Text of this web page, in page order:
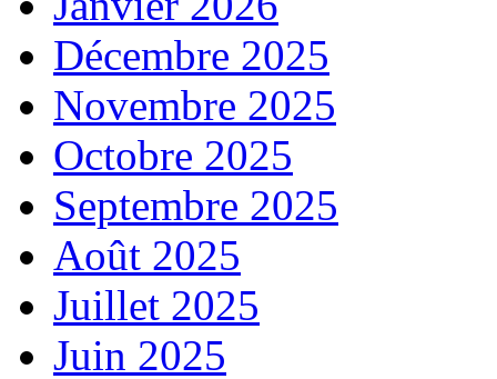
Décembre 2025
Novembre 2025
Octobre 2025
Septembre 2025
Août 2025
Juillet 2025
Juin 2025